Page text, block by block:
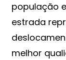
população
estrada
melhor